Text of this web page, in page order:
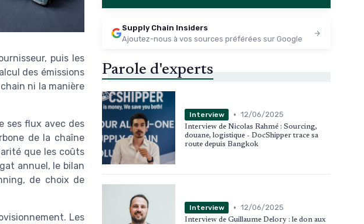
puis les
des émissions
ni la manière
ses flux avec des
de la chaîne
que les coûts
annuel, le bilan
de choix de
Les
Supply Chain Insiders
Ajoutez-nous à vos sources préférées sur Google
Parole d'experts
Interview • 12/06/2025
Interview de Nicolas Rahmé : Sourcing,
douane, logistique - DocShipper trace sa
route depuis Bangkok
Interview • 12/06/2025
Interview de Guillaume Delory : le don aux